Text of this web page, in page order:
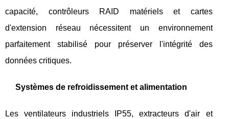
capacité, contrôleurs RAID matériels et cartes
d'extension réseau nécessitent un environnement
parfaitement stabilisé pour préserver l'intégrité des
données critiques.
Systèmes de refroidissement et alimentation
Les ventilateurs industriels IP55, extracteurs d'air et